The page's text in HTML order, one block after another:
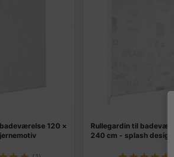
120 ×
Rullegardin til
240 cm - splash